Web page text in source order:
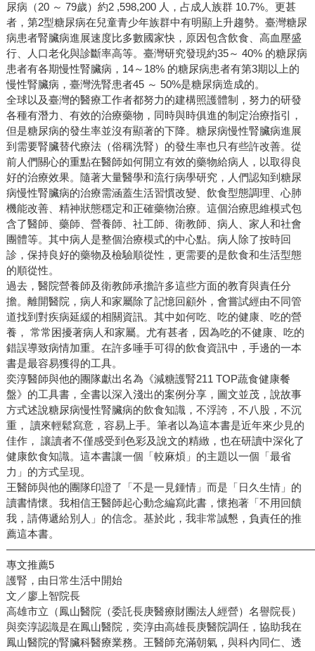
尿病（20 ～ 79歲）約2 ,598,200 人，占成人族群 10.7%。更甚
者，第2型糖尿病在兒童青少年族群中有明顯上升趨勢。臺灣糖尿
病患者腎臟病進展速度比多數國家快，原因包含飲食、高血壓盛
行、人口老化與診斷率高等。臺灣研究發現約35～ 40% 的糖尿病
患者有各期慢性腎臟病，14～18% 的糖尿病患者有第3期以上的
慢性腎臟病，臺灣洗腎患者45 ～ 50%是糖尿病造成的。
全球以及臺灣的醫療工作者都努力的建構照護體制，努力的研發
各種有潛力、有效的治療藥物，同時與時俱進的制定治療指引，
但是糖尿病的發生率並沒有顯著的下降。糖尿病慢性腎臟病進展
到需要腎臟替代療法（俗稱洗腎）的發生率也只有些許改善。從
前人們關心的重點在醫師如何開立有效的藥物給病人，以取得良
好的治療效果。隨著大量醫學和流行病學研究，人們認知到糖尿
病慢性腎臟病的治療需涵蓋生活習慣改變、飲食型態調理、心肺
機能改善、精神狀態穩定和正確藥物治療。這個治療思維模式包
含了醫師、藥師、營養師、社工師、衛教師、病人、家人和社會
團體等。其中病人是整個治療模式的中心點。病人除了按時回
診，保持良好的藥物及檢驗順從性，更需要的是飲食和生活型態
的順從性。
過去，醫院營養師及衛教師承擔許多這些方面的教育與責任分
擔。離開醫院，病人和家屬除了記憶回顧外，會嘗試經由不同管
道找到對疾病延緩的相關資訊。其中如何吃、吃的健康、吃的營
養， 常常困擾著病人和家屬。尤有甚者，因為吃的不健康、吃的
錯誤導致病情加重。在許多唾手可得的飲食資訊中，手邊的一本
書是最容易獲得的工具。
奕淳醫師與他的團隊獻出名為《減糖護腎211 TOP蔬食健康餐
盤》的工具書，全書以深入淺出的案例分享，圖文並茂，說故事
方式述說糖尿病慢性腎臟病的飲食知識，不浮誇，不八股，不沉
重， 讀來輕鬆寫意，容易上手。筆者以為這本書是近年來少見的
佳作， 讓讀者不僅感受到色彩及說文的精緻，也在研讀中深化了
健康飲食知識。這本書讓一個「較麻煩」的主題以一個「最省
力」的方式呈現。
王醫師與他的團隊印證了「不是一見鍾情」而是「日久生情」的
讀書情懷。我相信王醫師起心動念編寫此書，懷抱著「不用回饋
我，請傳遞給別人」的信念。基於此，我非常誠懇，負責任的推
薦這本書。
專文推薦5
護腎，由日常生活中開始
文／廖上智院長
高雄市立（鳳山醫院（委託長庚醫療財團法人經營）名譽院長）
與奕淳認識是在鳳山醫院，奕淳由高雄長庚醫院調任，協助我在
鳳山醫院的腎臟科醫療業務。王醫師充滿朝氣，與科內同仁、透